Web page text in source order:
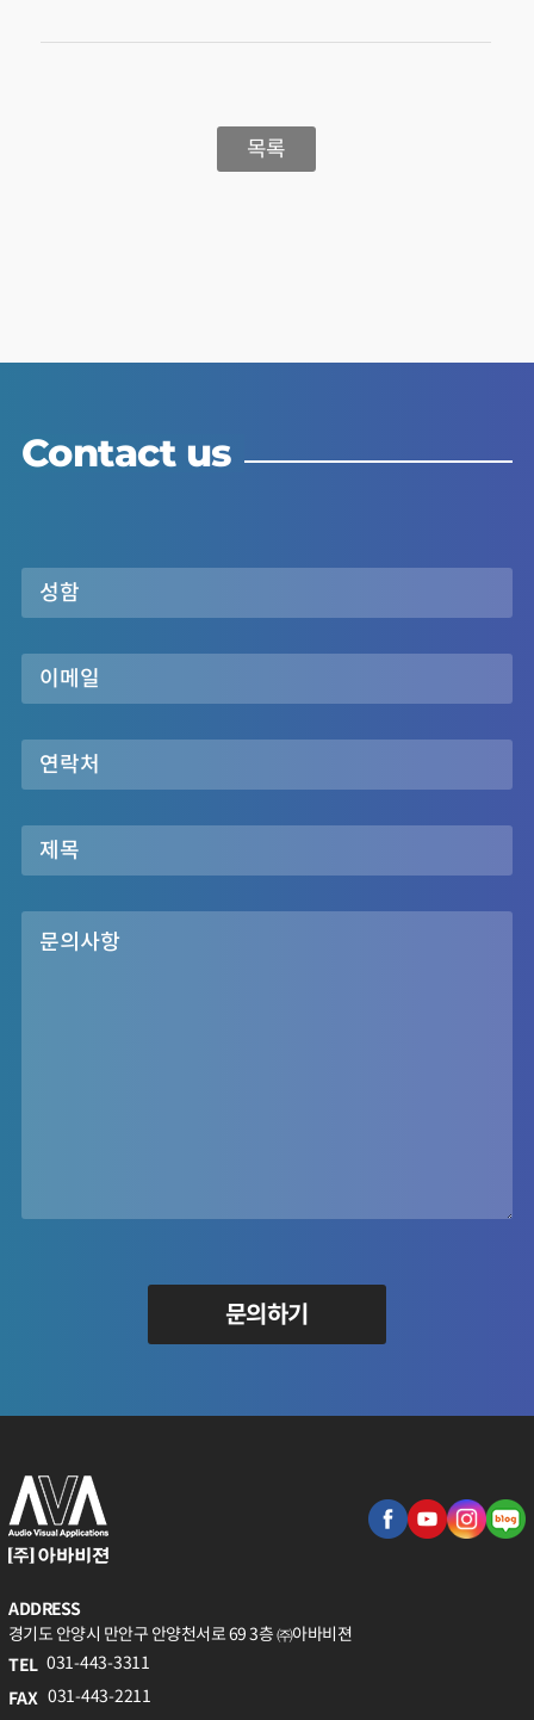
목록
Contact us
문의하기
ADDRESS
경기도 안양시 만안구 안양천서로 69 3층 ㈜아바비젼
TEL 031-443-3311
FAX 031-443-2211